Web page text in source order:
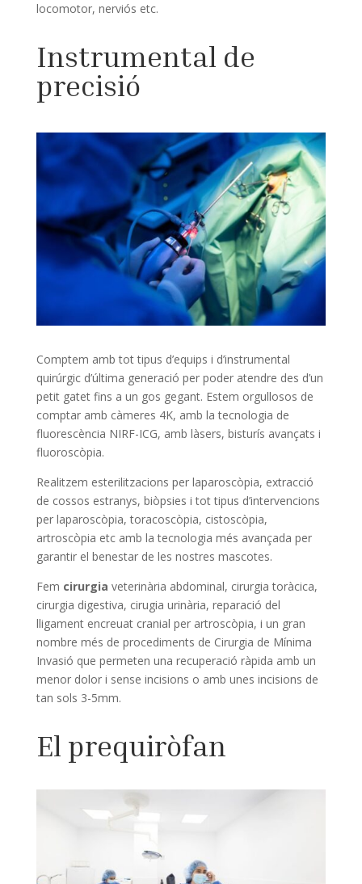
locomotor, nerviós etc.
Instrumental de
precisió
Comptem amb tot tipus d’equips i d’instrumental
quirúrgic d’última generació per poder atendre des d’un
petit gatet fins a un gos gegant. Estem orgullosos de
comptar amb càmeres 4K, amb la tecnologia de
fluorescència NIRF-ICG, amb làsers, bisturís avançats i
fluoroscòpia.
Realitzem esterilitzacions per laparoscòpia, extracció
de cossos estranys, biòpsies i tot tipus d’intervencions
per laparoscòpia, toracoscòpia, cistoscòpia,
artroscòpia etc amb la tecnologia més avançada per
garantir el benestar de les nostres mascotes.
Fem cirurgia veterinària abdominal, cirurgia toràcica,
cirurgia digestiva, cirugia urinària, reparació del
lligament encreuat cranial per artroscòpia, i un gran
nombre més de procediments de Cirurgia de Mínima
Invasió que permeten una recuperació ràpida amb un
menor dolor i sense incisions o amb unes incisions de
tan sols 3-5mm.
El prequiròfan